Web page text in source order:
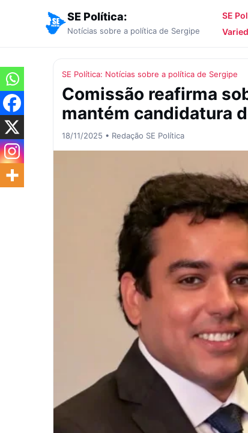
SE Política:
Notícias sobre a política de Sergipe
SE
SE Política: Notícias sobre a política de Sergipe
Comissão reafirma
mantém candidatura
18/11/2025 • Redação SE Política